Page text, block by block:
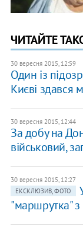
ЧИТАЙТЕ
30 вересня 2015, 12:59
Один із
Києві здався
30 вересня 2015, 12:44
За добу на
військовий,
30 вересня 2015, 12:27
ЕКСКЛЮЗИВ, ФОТО
"маршрутка"